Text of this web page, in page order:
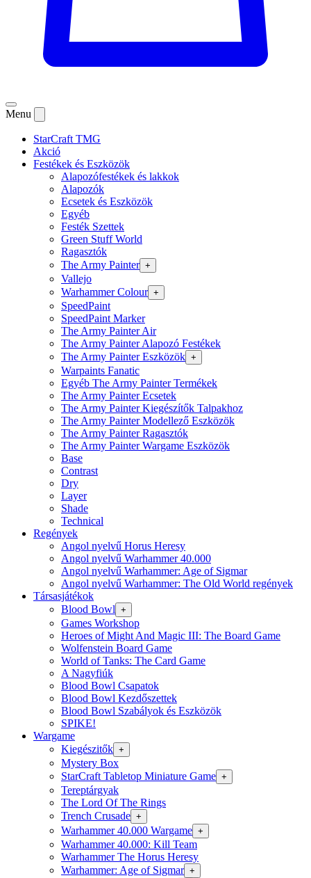
Menu
StarCraft TMG
Akció
Festékek és Eszközök
Alapozófestékek és lakkok
Alapozók
Ecsetek és Eszközök
Egyéb
Festék Szettek
Green Stuff World
Ragasztók
The Army Painter +
Vallejo
Warhammer Colour +
SpeedPaint
SpeedPaint Marker
The Army Painter Air
The Army Painter Alapozó Festékek
The Army Painter Eszközök +
Warpaints Fanatic
Egyéb The Army Painter Termékek
The Army Painter Ecsetek
The Army Painter Kiegészítők Talpakhoz
The Army Painter Modellező Eszközök
The Army Painter Ragasztók
The Army Painter Wargame Eszközök
Base
Contrast
Dry
Layer
Shade
Technical
Regények
Angol nyelvű Horus Heresy
Angol nyelvű Warhammer 40.000
Angol nyelvű Warhammer: Age of Sigmar
Angol nyelvű Warhammer: The Old World regények
Társasjátékok
Blood Bowl +
Games Workshop
Heroes of Might And Magic III: The Board Game
Wolfenstein Board Game
World of Tanks: The Card Game
A Nagyfiúk
Blood Bowl Csapatok
Blood Bowl Kezdőszettek
Blood Bowl Szabályok és Eszközök
SPIKE!
Wargame
Kiegészitők +
Mystery Box
StarCraft Tabletop Miniature Game +
Tereptárgyak
The Lord Of The Rings
Trench Crusade +
Warhammer 40.000 Wargame +
Warhammer 40.000: Kill Team
Warhammer The Horus Heresy
Warhammer: Age of Sigmar +